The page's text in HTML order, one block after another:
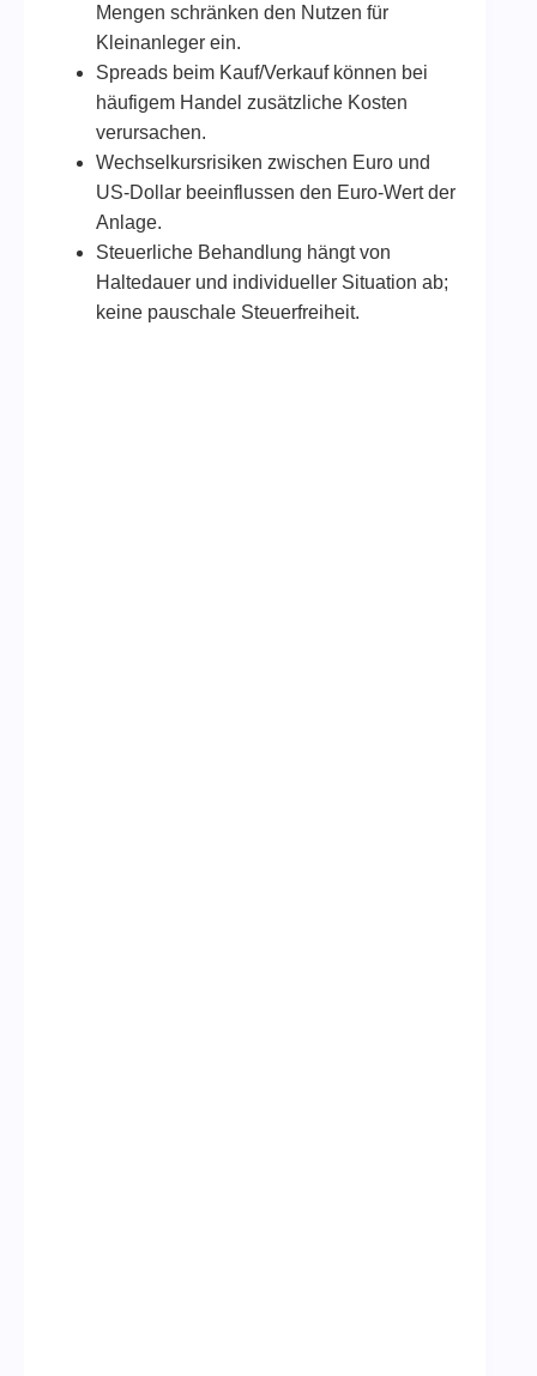
Mengen schränken den Nutzen für
Kleinanleger ein.
Spreads beim Kauf/Verkauf können bei
häufigem Handel zusätzliche Kosten
verursachen.
Wechselkursrisiken zwischen Euro und
US-Dollar beeinflussen den Euro-Wert der
Anlage.
Steuerliche Behandlung hängt von
Haltedauer und individueller Situation ab;
keine pauschale Steuerfreiheit.